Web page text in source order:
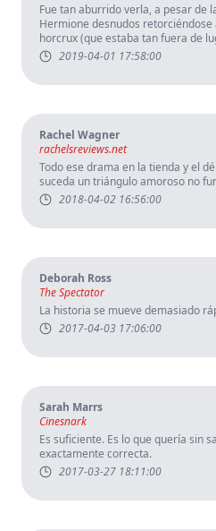
Fue tan aburrido verla, a pesar de
Hermione desnudos
horcrux (que estaba tan fuera de
2019-04-01 17:58:00
Rachel Wagner
rachelsreviews.net
Todo ese drama en la tienda y el
suceda un triángulo amoroso no
2018-04-02 16:56:00
Deborah Ross
The Spectator
La historia se mueve demasiado
2017-04-03 17:06:00
Sarah Marrs
Cinesnark
Es suficiente. Es lo que quería sin
exactamente correcta.
2017-03-27 18:11:00